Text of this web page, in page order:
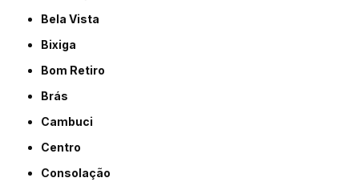
Bela Vista
Bixiga
Bom Retiro
Brás
Cambuci
Centro
Consolação